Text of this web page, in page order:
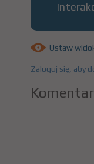
Ustaw
Zaloguj się, aby